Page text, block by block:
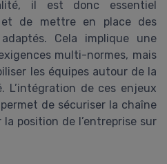
il est donc essentiel
et de mettre en place des
Cela implique une
multi-normes, mais
les équipes autour de la
L’intégration de ces enjeux
de sécuriser la chaîne
position de l’entreprise sur